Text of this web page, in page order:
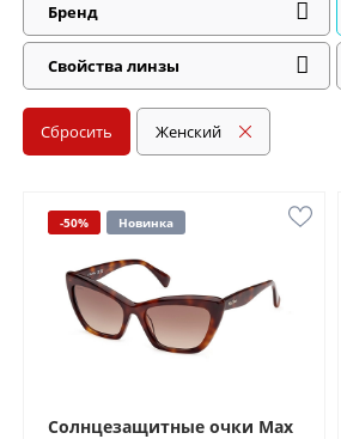
Бренд
Свойства линзы
Сбросить Женский
-50% Новинка
Солнцезащитные очки Max